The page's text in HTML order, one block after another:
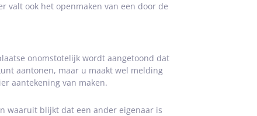
valt ook het openmaken van een door de
onomstotelijk wordt aangetoond dat
aantonen, maar u maakt wel melding
aantekening van maken.
waaruit blijkt dat een ander eigenaar is